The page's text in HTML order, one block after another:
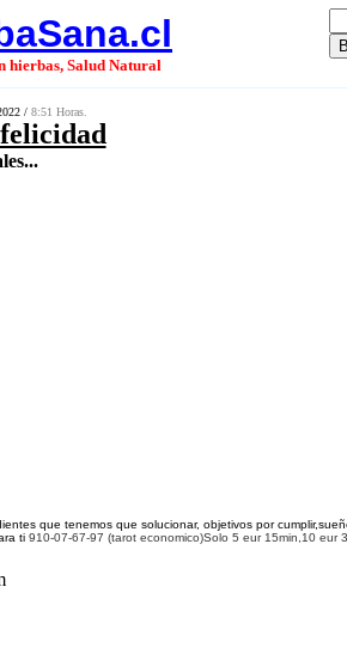
hierbas, Salud Natural
/ 8:51 Horas.
que tenemos que solucionar, objetivos por
ti 910-07-67-97 (tarot economico)Solo 5 eur 15min,10 eur